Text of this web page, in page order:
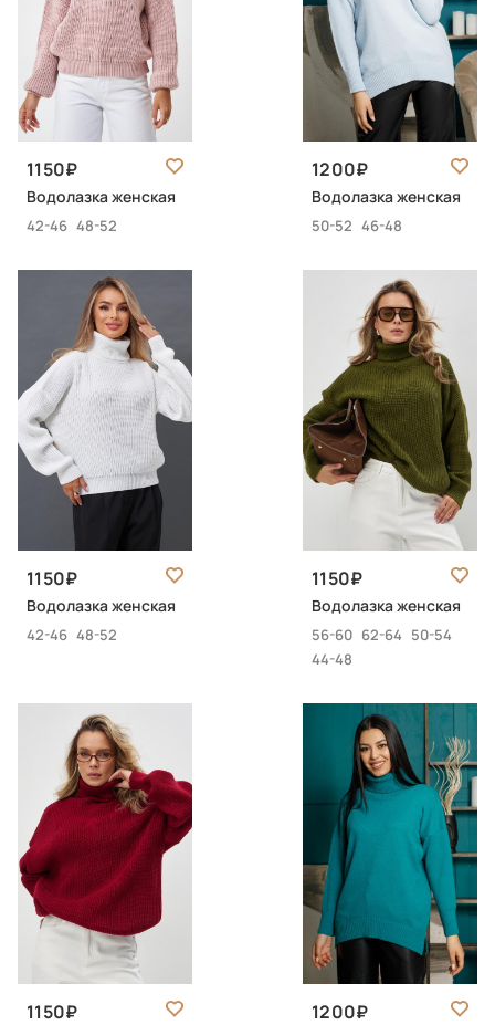
1150
Водолазка женская
42-46 48-52
1200
Водолазка женская
50-52 46-48
1150
Водолазка женская
42-46 48-52
1150
Водолазка женская
56-60 62-64 50-54
44-48
1150 1200